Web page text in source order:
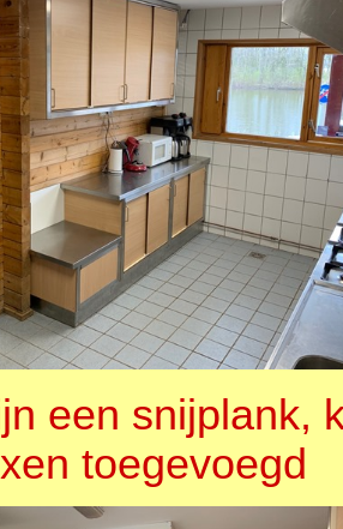
een snijplank,
toegevoegd